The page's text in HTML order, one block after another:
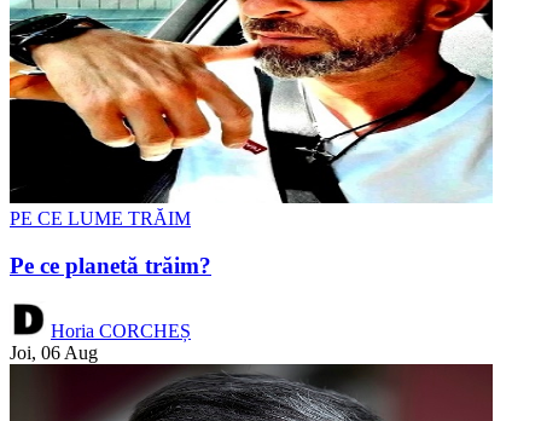
PE CE LUME TRĂIM
Pe ce planetă trăim?
Horia CORCHEȘ
Joi, 06 Aug